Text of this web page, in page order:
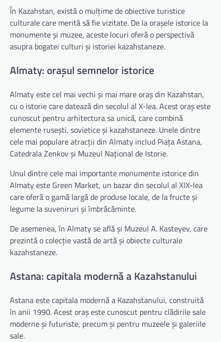
În Kazahstan, există o mulțime de obiective turistice
culturale care merită să fie vizitate. De la orașele istorice la
monumente și muzee, aceste locuri oferă o perspectivă
asupra bogatei culturi și istoriei kazahstaneze.
Almaty: orașul semnelor istorice
Almaty este cel mai vechi și mai mare oraș din Kazahstan,
cu o istorie care datează din secolul al X-lea. Acest oraș este
cunoscut pentru arhitectura sa unică, care combină
elemente rusești, sovietice și kazahstaneze. Unele dintre
cele mai populare atracții din Almaty includ Piața Astana,
Catedrala Zenkov și Muzeul Național de Istorie.
Unul dintre cele mai importante monumente istorice din
Almaty este Green Market, un bazar din secolul al XIX-lea
care oferă o gamă largă de produse locale, de la fructe și
legume la suveniruri și îmbrăcăminte.
De asemenea, în Almaty se află și Muzeul A. Kasteyev, care
prezintă o colecție vastă de artă și obiecte culturale
kazahstaneze.
Astana: capitala modernă a Kazahstanului
Astana este capitala modernă a Kazahstanului, construită
în anii 1990. Acest oraș este cunoscut pentru clădirile sale
moderne și futuriste, precum și pentru muzeele și galeriile
sale.